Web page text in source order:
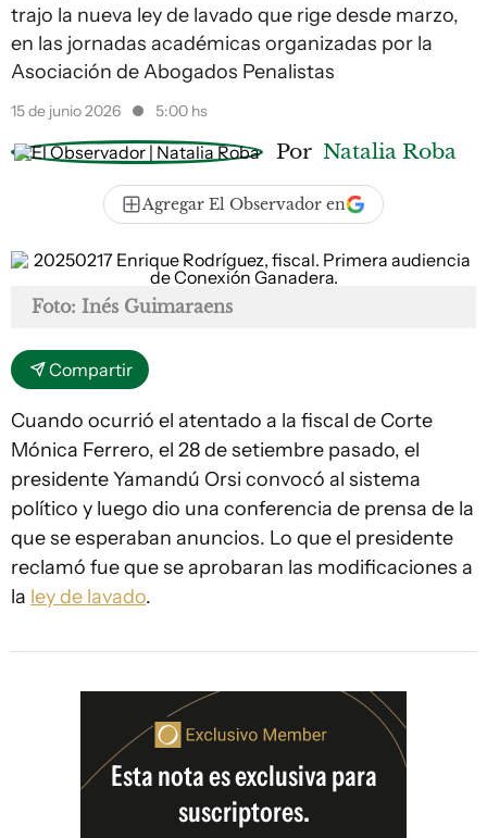
trajo la nueva ley de lavado que rige desde marzo,
en las jornadas académicas organizadas por la
Asociación de Abogados Penalistas
15 de junio 2026 5:00 hs
Por Natalia Roba
Agregar El Observador en
Foto: Inés Guimaraens
Compartir
Cuando ocurrió el atentado a la fiscal de Corte
Mónica Ferrero, el 28 de setiembre pasado, el
presidente Yamandú Orsi convocó al sistema
político y luego dio una conferencia de prensa de la
que se esperaban anuncios. Lo que el presidente
reclamó fue que se aprobaran las modificaciones a
la ley de lavado.
Esta nota es exclusiva para
suscriptores.